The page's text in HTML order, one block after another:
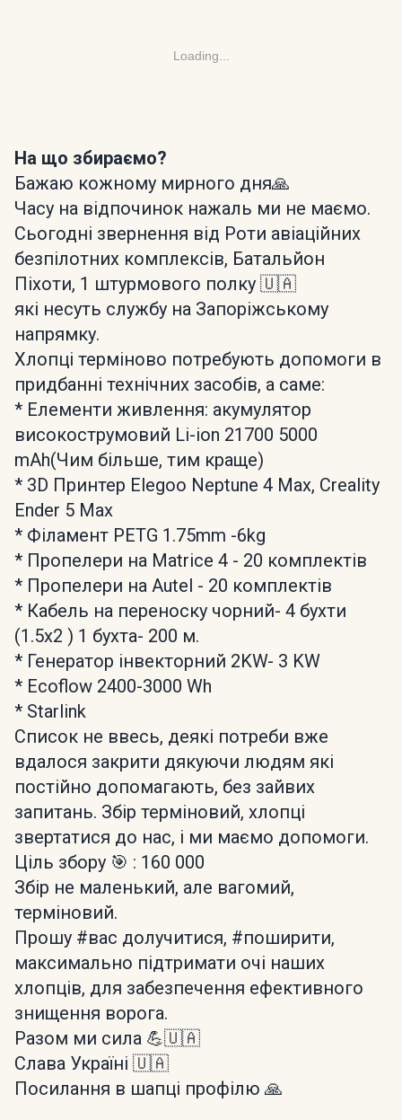
Loading...
На що збираємо?
Бажаю кожному мирного дня🙏
Часу на відпочинок нажаль ми не маємо.
Сьогодні звернення від Роти авіаційних
безпілотних комплексів, Батальйон
Піхоти, 1 штурмового полку 🇺🇦
які несуть службу на Запоріжському
напрямку.
Хлопці терміново потребують допомоги в
придбанні технічних засобів, а саме:
* Елементи живлення: акумулятор
високострумовий Li-ion 21700 5000
mAh(Чим більше, тим краще)
* 3D Принтер Elegoo Neptune 4 Max, Creality
Ender 5 Max
* Філамент PETG 1.75mm -6kg
* Пропелери на Matrice 4 - 20 комплектів
* Пропелери на Autel - 20 комплектів
* Кабель на переноску чорний- 4 бухти
(1.5х2 ) 1 бухта- 200 м.
* Генератор інвекторний 2KW- 3 KW
* Ecoflow 2400-3000 Wh
* Starlink
Список не ввесь, деякі потреби вже
вдалося закрити дякуючи людям які
постійно допомагають, без зайвих
запитань. Збір терміновий, хлопці
звертатися до нас, і ми маємо допомоги.
Ціль збору 🎯 : 160 000
Збір не маленький, але вагомий,
терміновий.
Прошу #вас долучитися, #поширити,
максимально підтримати очі наших
хлопців, для забезпечення ефективного
знищення ворога.
Разом ми сила 💪🇺🇦
Слава Україні 🇺🇦
Посилання в шапці профілю 🙏